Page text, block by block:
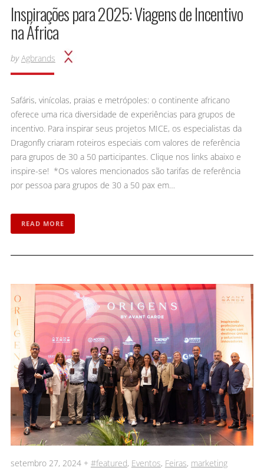
Inspirações para 2025: Viagens de Incentivo
na África
by Agbrands
Safáris, vinícolas, praias e metrópoles: o continente africano
oferece uma rica diversidade de experiências para grupos de
incentivo. Para inspirar seus projetos MICE, os especialistas da
Dragonfly criaram roteiros especiais com valores de referência
para grupos de 30 a 50 participantes. Clique nos links abaixo e
inspire-se! *Os valores mencionados são tarifas de referência
por pessoa para grupos de 30 a 50 pax em…
READ MORE
setembro 27, 2024 + #featured, Eventos, Feiras, marketing